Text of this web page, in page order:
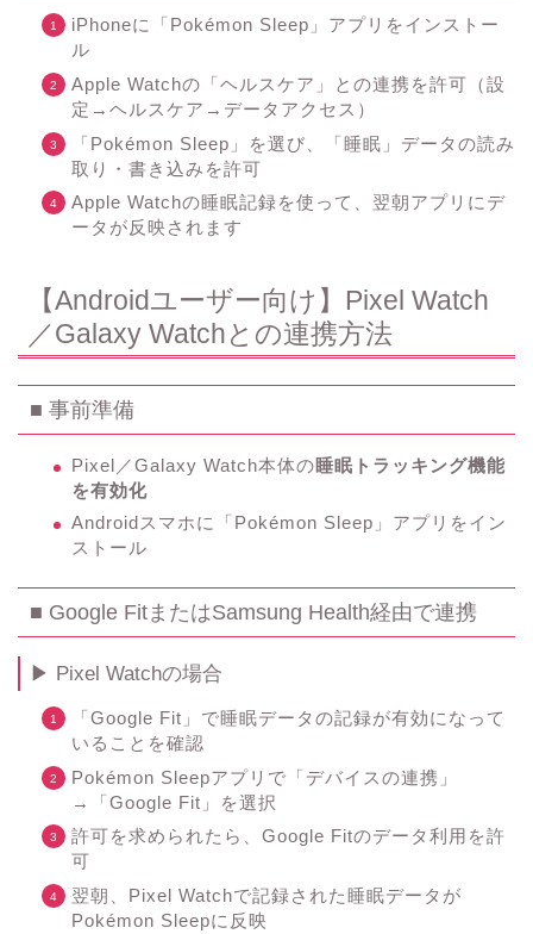
iPhoneに「Pokémon Sleep」アプリをインストー
ル
Apple Watchの「ヘルスケア」との連携を許可（設
定→ヘルスケア→データアクセス）
「Pokémon Sleep」を選び、「睡眠」データの読み
取り・書き込みを許可
Apple Watchの睡眠記録を使って、翌朝アプリにデ
ータが反映されます
【Androidユーザー向け】Pixel Watch
／Galaxy Watchとの連携方法
■ 事前準備
Pixel／Galaxy Watch本体の睡眠トラッキング機能
を有効化
Androidスマホに「Pokémon Sleep」アプリをイン
ストール
■ Google FitまたはSamsung Health経由で連携
▶ Pixel Watchの場合
「Google Fit」で睡眠データの記録が有効になって
いることを確認
Pokémon Sleepアプリで「デバイスの連携」
→「Google Fit」を選択
許可を求められたら、Google Fitのデータ利用を許
可
翌朝、Pixel Watchで記録された睡眠データが
Pokémon Sleepに反映